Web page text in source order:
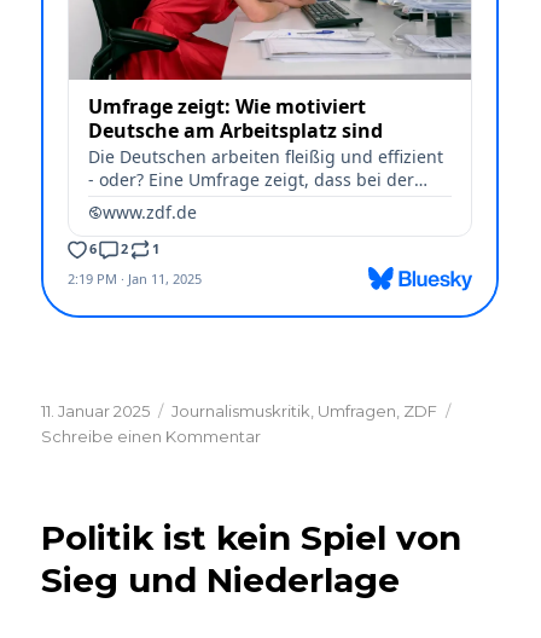
Veröffentlicht
am
11. Januar 2025 Kategorien
Journalismuskritik Umfragen ZDF
Schreibe einen Kommentarzu
48
„der
Politik ist kein Spiel von
Sieg und Niederlage